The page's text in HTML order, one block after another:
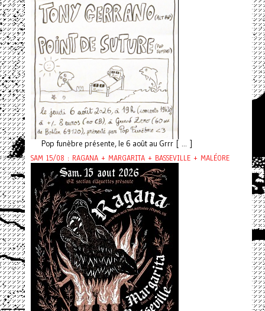
Pop funèbre présente, le 6 août au Grrr [ ... ]
SAM 15/08 : RAGANA + MARGARITA + BASSEVILLE + MALÉORE